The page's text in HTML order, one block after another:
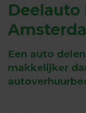
Een auto
makkelijker